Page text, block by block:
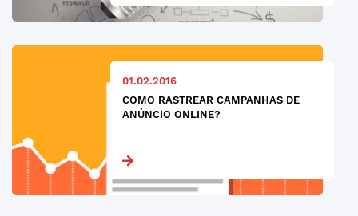
01.02.2016
COMO RASTREAR CAMPANHAS DE
ANÚNCIO ONLINE?